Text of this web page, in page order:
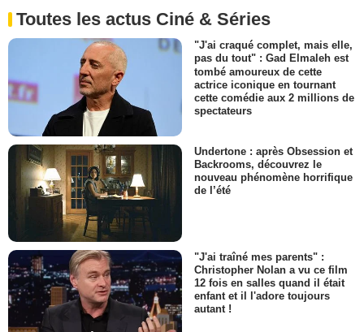
Toutes les actus Ciné & Séries
"J'ai craqué complet, mais elle,
pas du tout" : Gad Elmaleh est
tombé amoureux de cette
actrice iconique en tournant
cette comédie aux 2 millions de
spectateurs
Undertone : après Obsession et
Backrooms, découvrez le
nouveau phénomène horrifique
de l’été
"J'ai traîné mes parents" :
Christopher Nolan a vu ce film
12 fois en salles quand il était
enfant et il l'adore toujours
autant !